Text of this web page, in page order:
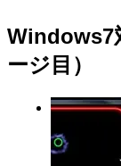
Windows7
ージ目）